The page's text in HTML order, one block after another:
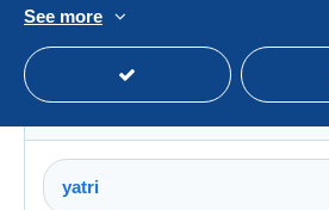
Created on 16 Jan 2024 at 12:27
6548 messages
yatri
See more